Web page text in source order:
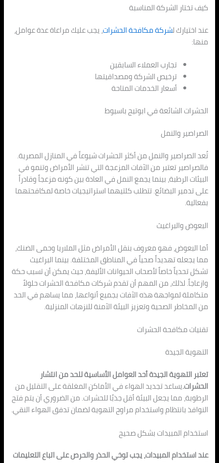
كيف تختار الشركة المناسبة
عند اختيارك لشركة مكافحة الحشرات، يجب عليك مراعاة عدة عوامل،
منها:
تجارب العملاء السابقين
ترخيص الشركة ومصداقيتها
أسعار الخدمات المتاحة
الحشرات الشائعة في ابوتيج باسيوط
الصراصير والنمل
تُعد الصراصير والنمل من أكثر الحشرات شيوعاً في المنازل المصرية.
فالصراصير تعتبر من الآفات المزعجة التي تنشر الأمراض وتنمو في
البيئات الرطبة، بينما يجمع النمل في العادة بين كونه مزعجاً وقادراً
على تدمير البضائع. تتطلب كلتيهما استراتيجيات خاصة لمكافحتهما
بفعالية.
البعوض والبراغيث
أما البعوض، فهو معروف بنقل الأمراض مثل الملاريا وحمى الضنك،
مما يجعله تهديداً صحياً في المناطق المختلفة. بينما البراغيث
تشكل تحدياً خاصاً لأصحاب الحيوانات الأليفة، حيث يمكن أن تسبب حكة
وازعاجاً. لذلك، من المهم أن تقدم شركات مكافحة الحشرات حلولاً
متكاملة لمواجهة هذه الآفات بجميع أنواعها، مما يساهم في الحد
من المخاطر الصحية وتعزيز البيئة الآمنة للنزهات المنزلية.
تقنيات مكافحة الحشرات
التهوية الجيدة
تعتبر التهوية الجيدة أحد العوامل الأساسية للحد من انتشار
الحشرات.يساعد تجديد الهواء في الأماكن المغلقة على التقليل من
الرطوبة، مما يجعل البيئة أقل جذبًا للحشرات. من الضروري أن يتم فتح
النوافذ بانتظام واستخدام مراوح التهوية لضمان تدفق الهواء النقي.
استخدام المبيدات بشكل صحيح
عند استخدام المبيدات، يجب توخي الحذر والحرص على اتباع التعليمات